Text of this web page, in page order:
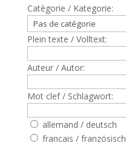
Catègorie / Kategorie:
Plein texte / Volltext:
Auteur / Autor:
Mot clef / Schlagwort:
allemand / deutsch
francais / französisch